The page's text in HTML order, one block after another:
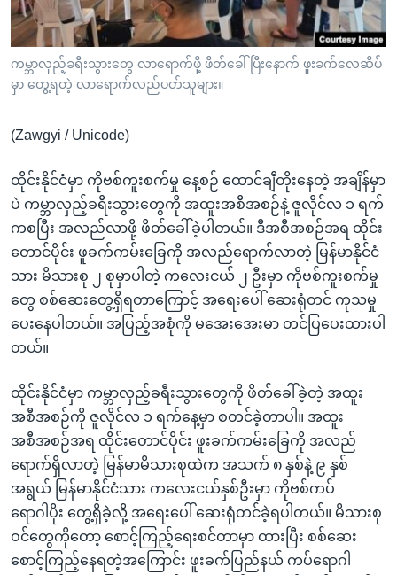
သို့
ကျော်
ကြည့်
ရန်
ရန်
သို့
ကျော်
ရန်
ဗွီအိုအေ လူမှုကွန်ယက်များ
ကမ္ဘာလှည့်ခရီးသွားတွေ လာရောက်ဖို့ ဖိတ်ခေါ်ပြီးနောက် ဖူးခက်လေဆိပ်
မှာ တွေ့ရတဲ့ လာရောက်လည်ပတ်သူများ။
(Zawgyi / Unicode)
ထိုင်းနိုင်ငံမှာ ကိုဗစ်ကူးစက်မှု နေ့စဉ် ထောင်ချီတိုးနေတဲ့ အချိန်မှာ
ပဲ ကမ္ဘာလှည့်ခရီးသွားတွေကို အထူးအစီအစဉ်နဲ့ ဇူလိုင်လ ၁ ရက်
ကစပြီး အလည်လာဖို့ ဖိတ်ခေါ်ခဲ့ပါတယ်။ ဒီအစီအစဉ်အရ ထိုင်း
တောင်ပိုင်း ဖူခက်ကမ်းခြေကို အလည်ရောက်လာတဲ့ မြန်မာနိုင်ငံ
သား မိသားစု ၂ စုမှာပါတဲ့ ကလေးငယ် ၂ ဦးမှာ ကိုဗစ်ကူးစက်မှု
တွေ စစ်ဆေးတွေ့ရှိရတာကြောင့် အရေးပေါ် ဆေးရုံတင် ကုသမှု
ပေးနေပါတယ်။ အပြည့်အစုံကို မအေးအေးမာ တင်ပြပေးထားပါ
တယ်။
ထိုင်းနိုင်ငံမှာ ကမ္ဘာလှည့်ခရီးသွားတွေကို ဖိတ်ခေါ်ခဲ့တဲ့ အထူး
အစီအစဉ်ကို ဇူလိုင်လ ၁ ရက်နေ့မှာ စတင်ခဲ့တာပါ။ အထူး
အစီအစဉ်အရ ထိုင်းတောင်ပိုင်း ဖူးခက်ကမ်းခြေကို အလည်
ရောက်ရှိလာတဲ့ မြန်မာမိသားစုထဲက အသက် ၈ နှစ်နဲ့ ၉ နှစ်
အရွယ် မြန်မာနိုင်ငံသား ကလေးငယ်နှစ်ဦးမှာ ကိုဗစ်ကပ်
ရောဂါပိုး တွေ့ရှိခဲ့လို့ အရေးပေါ် ဆေးရုံတင်ခဲ့ရပါတယ်။ မိသားစု
ဝင်တွေကိုတော့ စောင့်ကြည့်ရေးစင်တာမှာ ထားပြီး စစ်ဆေး
စောင့်ကြည့်နေရတဲ့အကြောင်း ဖူးခက်ပြည်နယ် ကပ်ရောဂါ